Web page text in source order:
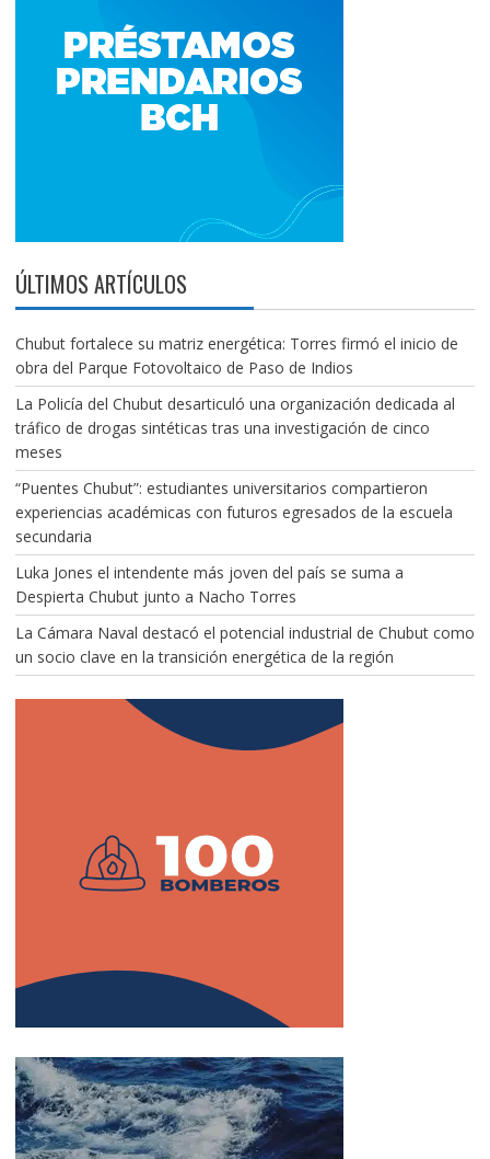
ÚLTIMOS ARTÍCULOS
Chubut fortalece su matriz energética: Torres firmó el inicio de
obra del Parque Fotovoltaico de Paso de Indios
La Policía del Chubut desarticuló una organización dedicada al
tráfico de drogas sintéticas tras una investigación de cinco
meses
“Puentes Chubut”: estudiantes universitarios compartieron
experiencias académicas con futuros egresados de la escuela
secundaria
Luka Jones el intendente más joven del país se suma a
Despierta Chubut junto a Nacho Torres
La Cámara Naval destacó el potencial industrial de Chubut como
un socio clave en la transición energética de la región